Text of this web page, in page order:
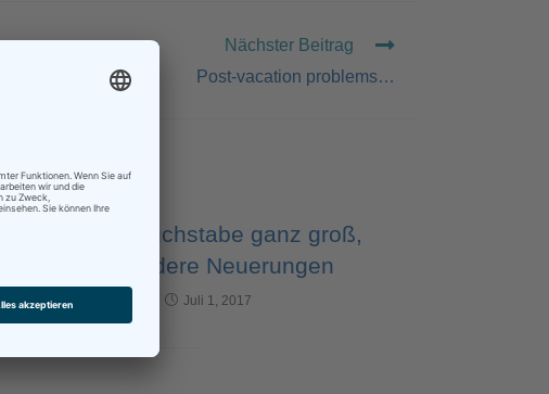
Nächster Beitrag
Post-vacation problems…
Kleiner Buchstabe ganz groß,
und andere Neuerungen
Juli 1, 2017